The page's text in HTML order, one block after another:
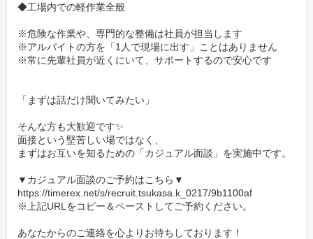
◆工場内での軽作業全般
※危険な作業や、専門的な整備は社員が担当します
※アルバイトの方を「1人で現場に出す」ことはありません
※常に先輩社員が近くにいて、サポートするので安心です
「まずは話だけ聞いてみたい」
そんな方も大歓迎です✨
面接という堅苦しい場ではなく、
まずはお互いを知るための「カジュアル面談」を実施中です。
▼カジュアル面談のご予約はこちら▼
https://timerex.net/s/recruit.tsukasa.k_0217/9b1100af
※上記URLをコピー＆ペーストしてご予約ください。
あなたからのご連絡を心よりお待ちしております！